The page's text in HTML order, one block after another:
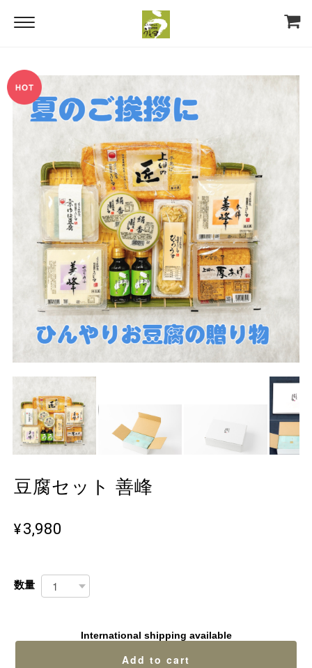
豆腐セット 善峰
¥3,980
数量
International shipping available
Add to cart